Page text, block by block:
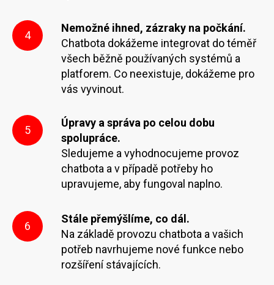
4
Nemožné ihned, zázraky na počkání.
Chatbota dokážeme integrovat do téměř
všech běžně používaných systémů a
platforem. Co neexistuje, dokážeme pro
vás vyvinout.
5
Úpravy a správa po celou dobu
spolupráce.
Sledujeme a vyhodnocujeme provoz
chatbota a v případě potřeby ho
upravujeme, aby fungoval naplno.
6
Stále přemýšlíme, co dál.
Na základě provozu chatbota a vašich
potřeb navrhujeme nové funkce nebo
rozšíření stávajících.